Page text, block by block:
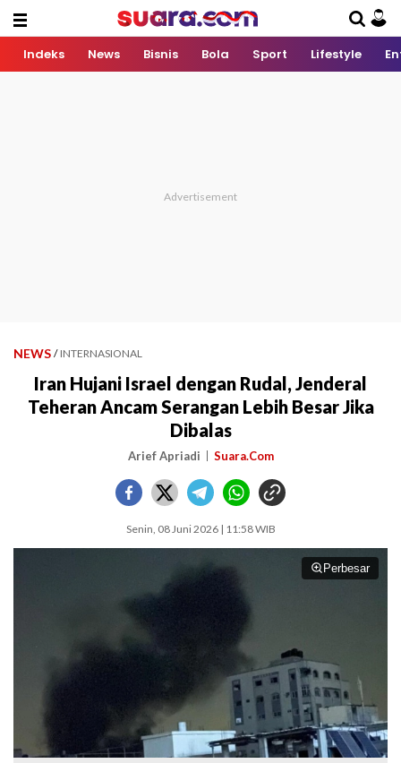
Indeks News Bisnis Bola Sport Lifestyle
NEWS / INTERNASIONAL
Iran Hujani Israel dengan Rudal, Jenderal
Teheran Ancam Serangan Lebih Besar Jika
Dibalas
Arief Apriadi Suara.Com
Senin, 08 Juni 2026 | 11:58 WIB
Perbesar